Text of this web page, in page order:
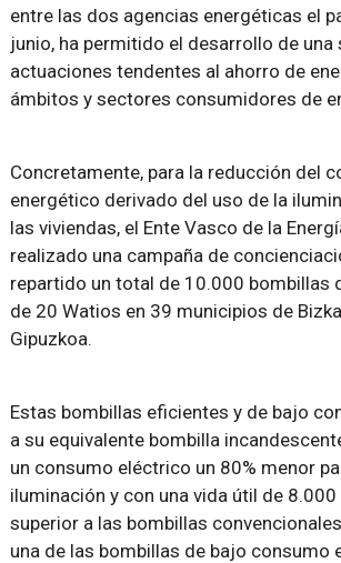
entre las dos agencias energéticas el
junio, ha permitido el desarrollo de una
actuaciones tendentes al ahorro de
ámbitos y sectores consumidores de
Concretamente, para la reducción del
energético derivado del uso de la
las viviendas, el Ente Vasco de la
realizado una campaña de
repartido un total de 10.000 bombillas
de 20 Watios en 39 municipios de
Gipuzkoa.
Estas bombillas eficientes y de bajo
a su equivalente bombilla
un consumo eléctrico un 80% menor
iluminación y con una vida útil de 8.000
superior a las bombillas
una de las bombillas de bajo consumo